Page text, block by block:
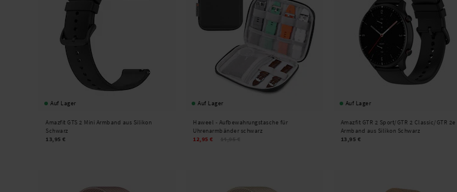
Auf Lager
Amazfit GTS 2 Mini Armband aus Silikon
Schwarz
13,95 €
Auf Lager
Haweel - Aufbewahrungstasche für
Uhrenarmbänder schwarz
12,95 €
Auf Lager
Amazfit GTR 2 Sport/GTR 2 Classic/GTR 2e
Armband aus Silikon Schwarz
13,95 €